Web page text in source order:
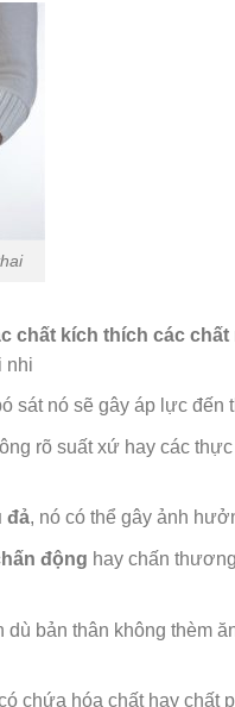
chất kích thích các chất
nhi
sát nó sẽ gây áp lực đến
rõ suất xứ hay các
đả, nó có thể gây ảnh
động hay chấn
dù bản thân không thèm
chứa hóa chất hay chất